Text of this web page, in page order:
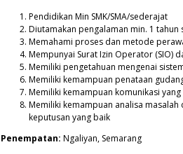
Pendidikan Min SMK/SMA/sederajat
Diutamakan pengalaman min. 1
Memahami proses dan metode
Mempunyai Surat Izin Operator (SIO)
Memiliki pengetahuan mengenai
Memiliki kemampuan penataan
Memiliki kemampuan komunikasi
Memiliki kemampuan analisa
keputusan yang baik
Penempatan: Ngaliyan, Semarang